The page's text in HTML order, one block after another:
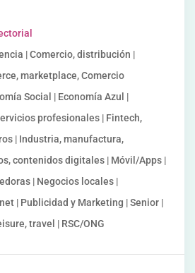
| Comercio, distribución |
marketplace, Comercio
Social | Economía Azul |
profesionales | Fintech,
| Industria, manufactura,
contenidos digitales | Móvil/Apps |
| Negocios locales |
| Publicidad y Marketing | Senior |
travel | RSC/ONG